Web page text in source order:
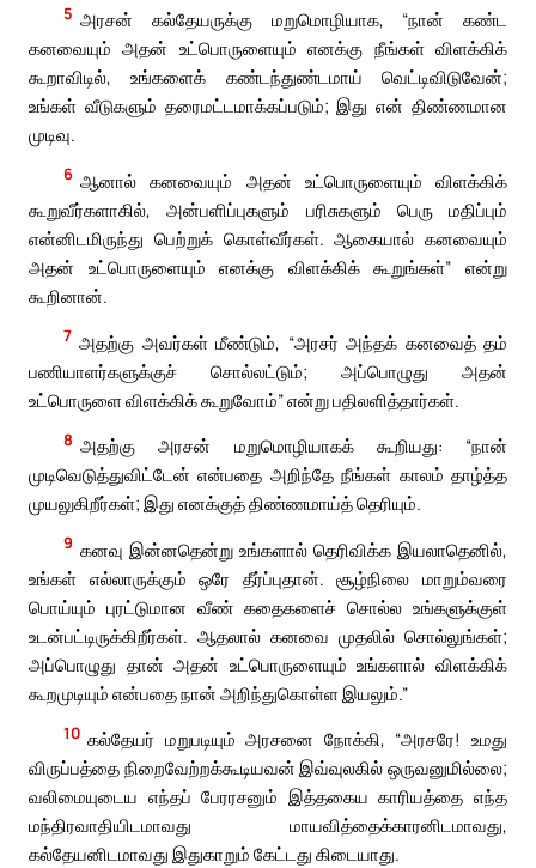
5 அரசன் கல்தேயருக்கு மறுமொழியாக, “நான் கண்ட
கனவையும் அதன் உட்பொருளையும் எனக்கு நீங்கள் விளக்கிக்
கூறாவிடில், உங்களைக் கண்டந்துண்டமாய் வெட்டிவிடுவேன்;
உங்கள் வீடுகளும் தரைமட்டமாக்கப்படும்; இது என் திண்ணமான
முடிவு.
6 ஆனால் கனவையும் அதன் உட்பொருளையும் விளக்கிக்
கூறுவீர்களாகில், அன்பளிப்புகளும் பரிசுகளும் பெரு மதிப்பும்
என்னிடமிருந்து பெற்றுக் கொள்வீர்கள். ஆகையால் கனவையும்
அதன் உட்பொருளையும் எனக்கு விளக்கிக் கூறுங்கள்” என்று
கூறினான்.
7 அதற்கு அவர்கள் மீண்டும், “அரசர் அந்தக் கனவைத் தம்
பணியாளர்களுக்குச் சொல்லட்டும்; அப்பொழுது அதன்
உட்பொருளை விளக்கிக் கூறுவோம்” என்று பதிலளித்தார்கள்.
8 அதற்கு அரசன் மறுமொழியாகக் கூறியது: “நான்
முடிவெடுத்துவிட்டேன் என்பதை அறிந்தே நீங்கள் காலம் தாழ்த்த
முயலுகிறீர்கள்; இது எனக்குத் திண்ணமாய்த் தெரியும்.
9 கனவு இன்னதென்று உங்களால் தெரிவிக்க இயலாதெனில்,
உங்கள் எல்லாருக்கும் ஒரே தீர்ப்புதான். சூழ்நிலை மாறும்வரை
பொய்யும் புரட்டுமான வீண் கதைகளைச் சொல்ல உங்களுக்குள்
உடன்பட்டிருக்கிறீர்கள். ஆதலால் கனவை முதலில் சொல்லுங்கள்;
அப்பொழுது தான் அதன் உட்பொருளையும் உங்களால் விளக்கிக்
கூறமுடியும் என்பதை நான் அறிந்துகொள்ள இயலும்.”
10 கல்தேயர் மறுபடியும் அரசனை நோக்கி, “அரசரே! உமது
விருப்பத்தை நிறைவேற்றக்கூடியவன் இவ்வுலகில் ஒருவனுமில்லை;
வலிமையுடைய எந்தப் பேரரசனும் இத்தகைய காரியத்தை எந்த
மந்திரவாதியிடமாவது மாயவித்தைக்காரனிடமாவது,
கல்தேயனிடமாவது இதுகாறும் கேட்டது கிடையாது.